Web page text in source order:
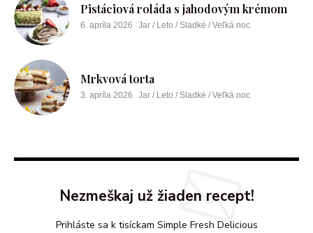
Pistáciová roláda s jahodovým krémom
6. apríla 2026 Jar / Leto / Sladké / Veľká noc
Mrkvová torta
3. apríla 2026 Jar / Leto / Sladké / Veľká noc
Nezmeškaj už žiaden recept!
Prihláste sa k tisíckam Simple Fresh Delicious